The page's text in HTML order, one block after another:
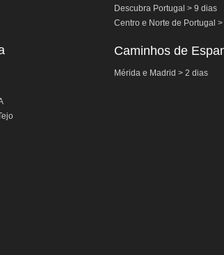
Descubra Portugal > 9 dias
Centro e Norte de Portugal
Caminhos de
Mérida e Madrid > 2 dias